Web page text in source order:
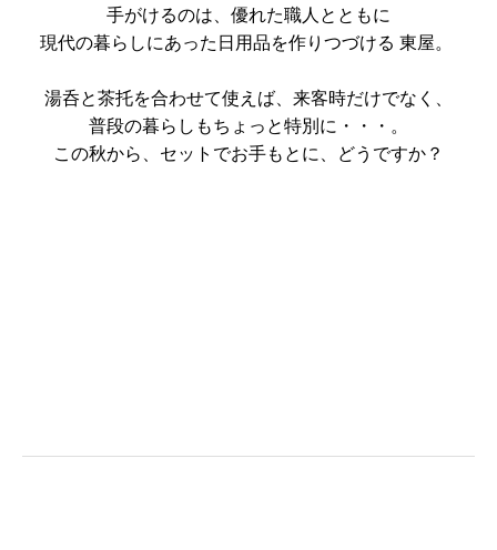
手がけるのは、優れた職人とともに
現代の暮らしにあった日用品を作りつづける 東屋。
湯呑と茶托を合わせて使えば、来客時だけでなく、
普段の暮らしもちょっと特別に・・・。
この秋から、セットでお手もとに、どうですか？